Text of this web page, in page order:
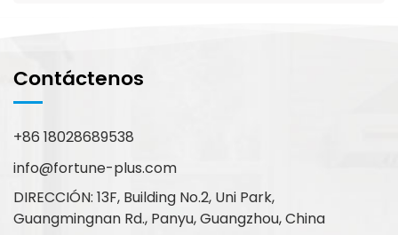
Contáctenos
+86 18028689538
info@fortune-plus.com
DIRECCIÓN: 13F, Building No.2, Uni Park,
Guangmingnan Rd., Panyu, Guangzhou, China